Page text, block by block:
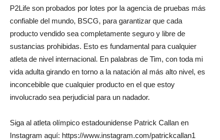
P2Life son probados por lotes por la agencia de pruebas más
confiable del mundo, BSCG, para garantizar que cada
producto vendido sea completamente seguro y libre de
sustancias prohibidas. Esto es fundamental para cualquier
atleta de nivel internacional. En palabras de Tim, con toda mi
vida adulta girando en torno a la natación al más alto nivel, es
inconcebible que cualquier producto en el que estoy
involucrado sea perjudicial para un nadador.
Siga al atleta olímpico estadounidense Patrick Callan en
Instagram aquí: https://www.instagram.com/patrickcallan1